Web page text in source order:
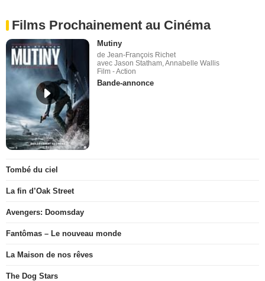
Films Prochainement au Cinéma
Mutiny
de Jean-François Richet
avec Jason Statham, Annabelle Wallis
Film - Action
Bande-annonce
Tombé du ciel
La fin d’Oak Street
Avengers: Doomsday
Fantômas – Le nouveau monde
La Maison de nos rêves
The Dog Stars